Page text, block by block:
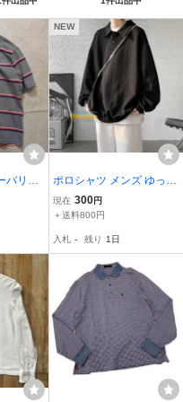
ケット付) (ローブ
ード) ホワイト
バリア
ーダ
ロシャ
NEW
ポロシャツ メンズ ゆった
り 長袖ポロシャツ トップ
ス 大きいサイズ 幾何柄
バー 長袖 25-90213/黒
現在 300円
＋送料800円
入札 - 残り 1日